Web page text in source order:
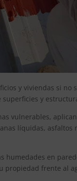
y viviendas si
y
vulnerables,
líquidas,
en
propiedad frente al